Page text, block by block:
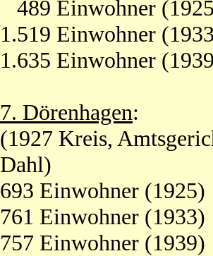
489 Einwohner
1.519 Einwohner
1.635 Einwohner
7. Dörenhagen:
(1927 Kreis,
Dahl)
693 Einwohner (1925)
761 Einwohner (1933)
757 Einwohner (1939)